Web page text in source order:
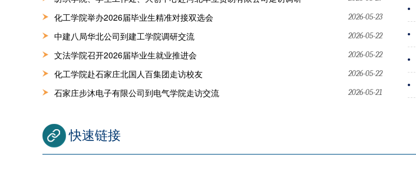
2026-05-23
化工学院举办2026届毕业生精准对接双选会
2026-05-22
中建八局华北公司到建工学院调研交流
2026-05-22
文法学院召开2026届毕业生就业推进会
2026-05-22
化工学院赴石家庄北国人百集团走访校友
2026-05-21
石家庄步沐电子有限公司到电气学院走访交流
快速链接